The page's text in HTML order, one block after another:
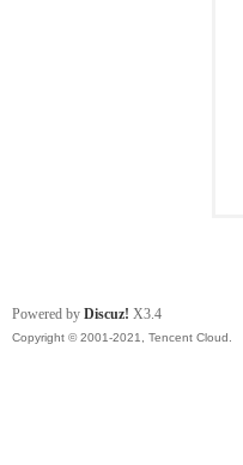
Powered by Discuz! X3.4
Copyright © 2001-2021, Tencent Cloud.